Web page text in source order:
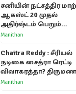
நன்மைகளும்!
சனியின் நட்சத்திர
ஆகஸ்ட் 20 முதல்
அதிர்ஷ்டம் பெறும்
ராசிகள்!
Manithan
Chaitra Reddy : சீரியல்
நடிகை சைத்ரா ரெட்டி
விவாகரத்தா? திருமண
புகைப்படங்களை நீக்கம்
Manithan